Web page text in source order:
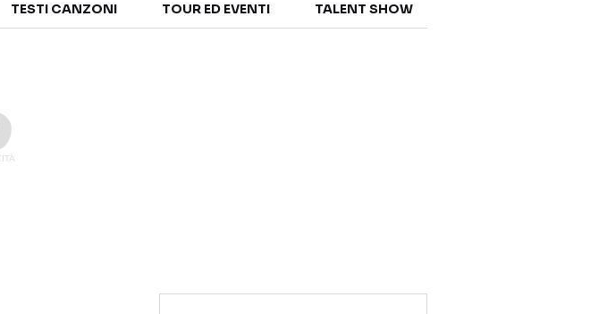
TALENT SHOW
TESTI CANZONI TOUR ED EVENTI TALENT SHOW